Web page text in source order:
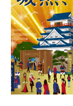
豊臣秀吉と
秀吉関連 史
秀吉グルメ